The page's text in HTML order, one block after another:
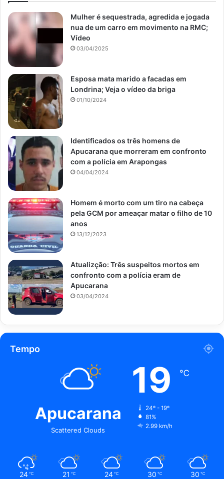
Mulher é sequestrada, agredida e jogada
nua de um carro em movimento na RMC;
Vídeo
03/04/2025
Esposa mata marido a facadas em
Londrina; Veja o vídeo da briga
01/10/2024
Identificados os três homens de
Apucarana que morreram em confronto
com a polícia em Arapongas
04/04/2024
Homem é morto com um tiro na cabeça
pela GCM por ameaçar matar o filho de 10
anos
13/12/2023
Atualizção: Três suspeitos mortos em
confronto com a polícia eram de
Apucarana
03/04/2024
Tempo
Apucarana
Scattered Clouds
19 ℃
24º - 19º
81%
2.99 km/h
24 ℃ 21 ℃ 24 ℃ 30 ℃ 30 ℃